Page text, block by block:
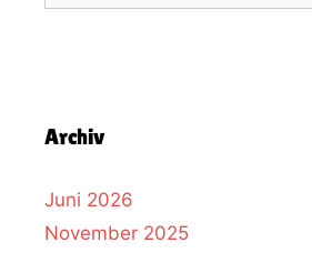
Archiv
Juni 2026
November 2025